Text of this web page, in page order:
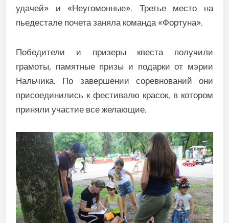
удачей» и «Неугомонные». Третье место на
пьедестале почета заняла команда «Фортуна».
Победители и призеры квеста получили
грамоты, памятные призы и подарки от мэрии
Нальчика. По завершении соревнований они
присоединились к фестивалю красок, в котором
приняли участие все желающие.